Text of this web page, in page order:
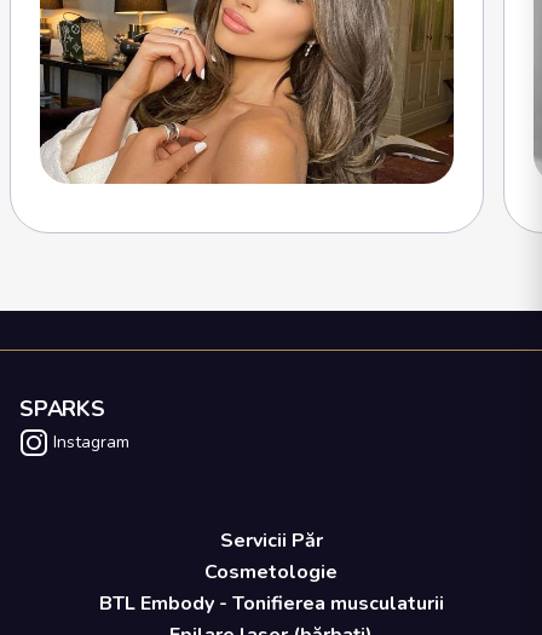
SPARKS
Instagram
Servicii Păr
Cosmetologie
BTL Embody - Tonifierea musculaturii